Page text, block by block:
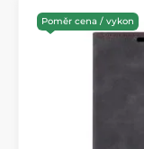
Tloušťka 1.5mm
Hmotnost 25g
Camera
Precizní
Snadno
Poměr cena / vykon